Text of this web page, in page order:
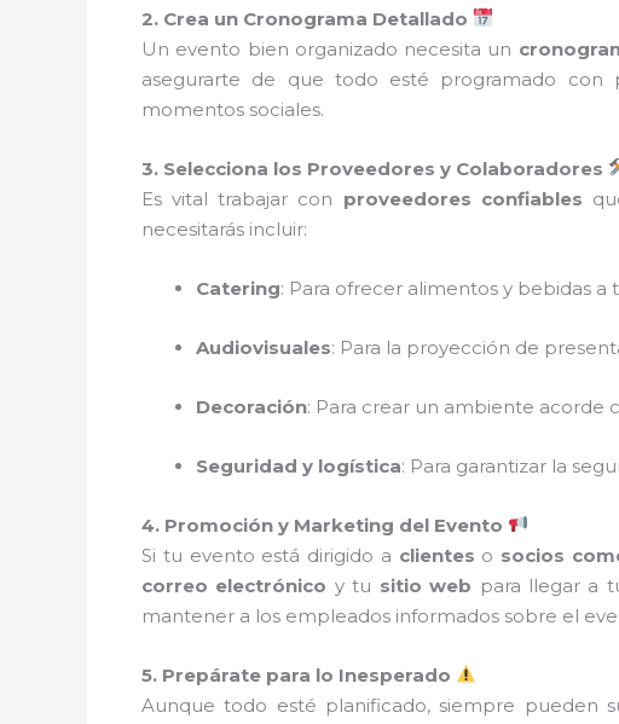
2. Crea un Cronograma Detallado
Un evento bien organizado necesita un
asegurarte de que todo esté programado con
momentos sociales.
3. Selecciona los Proveedores y Colaboradores
Es vital trabajar con proveedores confiables
necesitarás incluir:
Catering: Para ofrecer alimentos y bebidas a
Audiovisuales: Para la proyección de
Decoración: Para crear un ambiente acorde
Seguridad y logística: Para garantizar la
4. Promoción y Marketing del Evento
Si tu evento está dirigido a clientes o socios
correo electrónico y tu sitio web para llegar a
mantener a los empleados informados sobre el
5. Prepárate para lo Inesperado
Aunque todo esté planificado, siempre pueden